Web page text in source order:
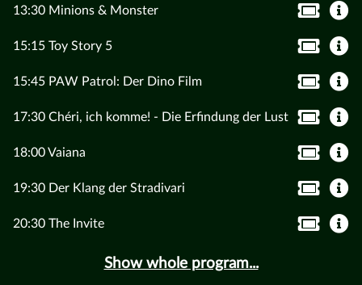
13:30 Minions & Monster
15:15 Toy Story 5
15:45 PAW Patrol: Der Dino Film
17:30 Chéri, ich komme! - Die Erfindung der Lust
18:00 Vaiana
19:30 Der Klang der Stradivari
20:30 The Invite
Show whole program...